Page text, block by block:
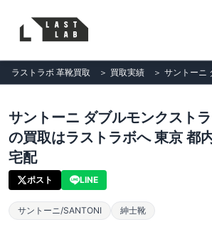
ラストラボ 革靴買取 ＞ 買取実績 ＞ サントーニ
サントーニ ダブルモンクスト
の買取はラストラボへ 東京 都
宅配
ポスト LINE
サントーニ/SANTONI 紳士靴